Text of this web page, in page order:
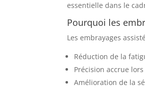
essentielle dans le
Pourquoi les
Les embrayages
Réduction de la
Précision accrue
Amélioration de la